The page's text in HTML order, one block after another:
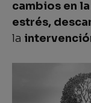
cambios en
estrés,
la